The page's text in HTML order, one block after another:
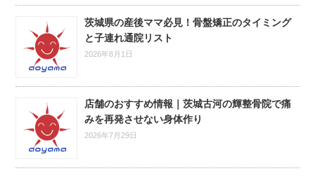
茨城県の産後ママ必見！骨盤矯正のタイミング
と子連れ通院リスト
2026年8月1日
店舗のおすすめ情報｜茨城古河の輝整骨院で痛
みを再発させない身体作り
2026年7月29日